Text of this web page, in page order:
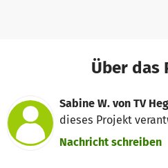
Über das
Sabine W. von TV
dieses Projekt
Nachricht schreiben